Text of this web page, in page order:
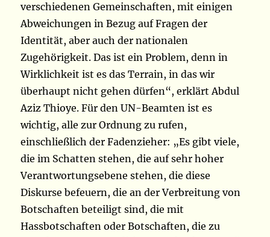
verschiedenen Gemeinschaften, mit einigen
Abweichungen in Bezug auf Fragen der
Identität, aber auch der nationalen
Zugehörigkeit. Das ist ein Problem, denn in
Wirklichkeit ist es das Terrain, in das wir
überhaupt nicht gehen dürfen“, erklärt Abdul
Aziz Thioye. Für den UN-Beamten ist es
wichtig, alle zur Ordnung zu rufen,
einschließlich der Fadenzieher: „Es gibt viele,
die im Schatten stehen, die auf sehr hoher
Verantwortungsebene stehen, die diese
Diskurse befeuern, die an der Verbreitung von
Botschaften beteiligt sind, die mit
Hassbotschaften oder Botschaften, die zu